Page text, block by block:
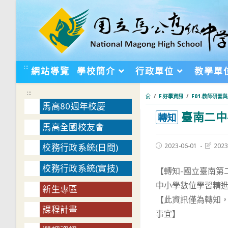
::: 網站導覽 學校簡介 行政單位 教學單
/ F.好學資訊 / F01.教師研習
轉知 臺南二
Post2023-06-01
Post
【轉知-國立臺南
中小學數位學習精
【此資訊僅為轉
事宜】
:::
馬高80週年校慶
馬高全國校友會
校務行政系統(日間)
校務行政系統(實技)
新生專區
課程計畫